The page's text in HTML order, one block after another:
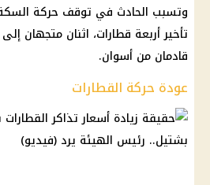
وتسبب الحادث في توقف حركة السكة
تأخير أربعة قطارات، اثنان متجهان إلى
قادمان من أسوان.
عودة حركة القطارات